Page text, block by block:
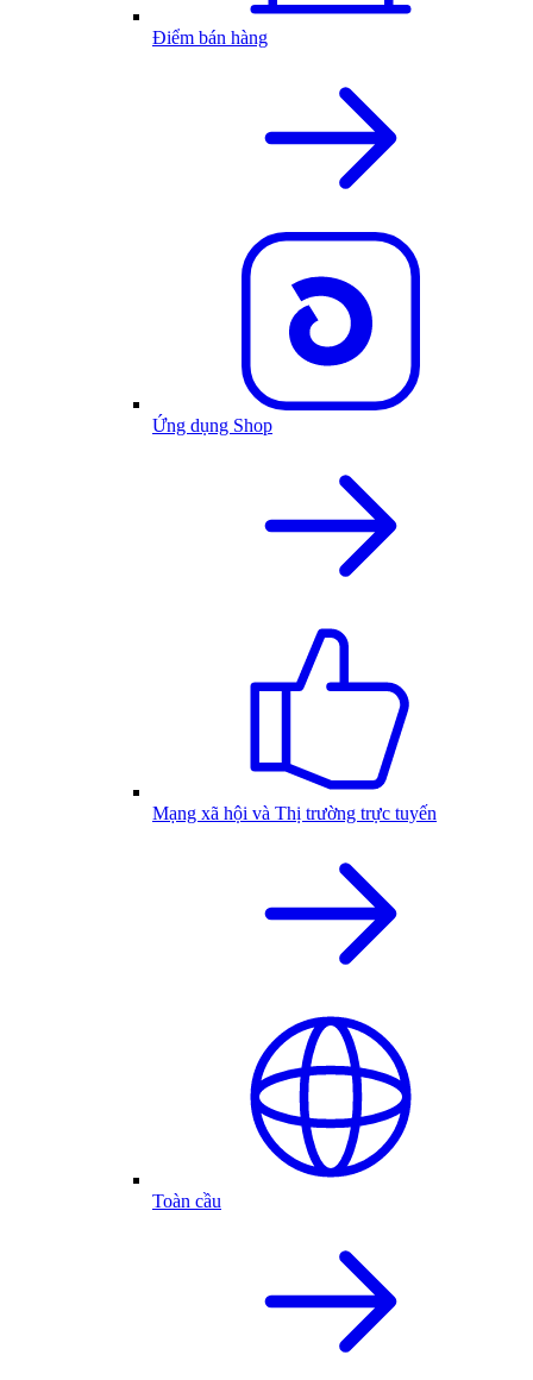
Điểm bán hàng
Ứng dụng Shop
Mạng xã hội và Thị trường trực tuyến
Toàn cầu